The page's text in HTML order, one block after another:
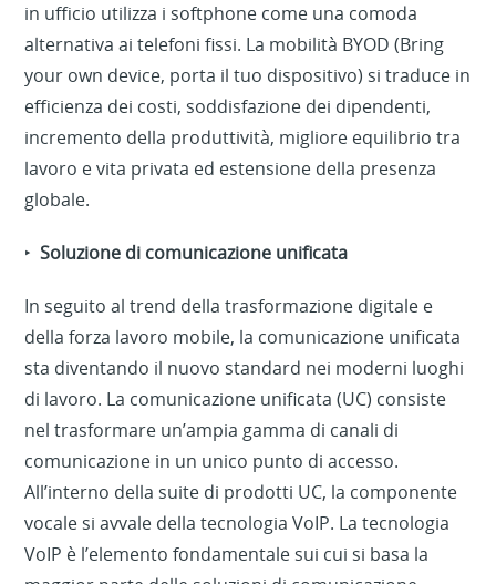
in ufficio utilizza i softphone come una comoda
alternativa ai telefoni fissi. La mobilità BYOD (Bring
your own device, porta il tuo dispositivo) si traduce in
efficienza dei costi, soddisfazione dei dipendenti,
incremento della produttività, migliore equilibrio tra
lavoro e vita privata ed estensione della presenza
globale.
‣Soluzione di comunicazione unificata
In seguito al trend della trasformazione digitale e
della forza lavoro mobile, la comunicazione unificata
sta diventando il nuovo standard nei moderni luoghi
di lavoro. La comunicazione unificata (UC) consiste
nel trasformare un’ampia gamma di canali di
comunicazione in un unico punto di accesso.
All’interno della suite di prodotti UC, la componente
vocale si avvale della tecnologia VoIP. La tecnologia
VoIP è l’elemento fondamentale sui cui si basa la